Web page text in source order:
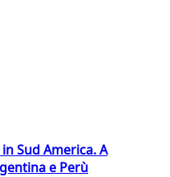
Sud America. A
e Perù